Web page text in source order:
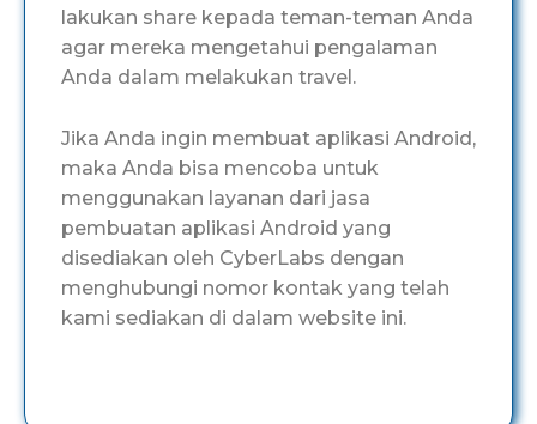
lakukan share kepada teman-teman Anda
agar mereka mengetahui pengalaman
Anda dalam melakukan travel.
Jika Anda ingin membuat aplikasi Android,
maka Anda bisa mencoba untuk
menggunakan layanan dari jasa
pembuatan aplikasi Android yang
disediakan oleh CyberLabs dengan
menghubungi nomor kontak yang telah
kami sediakan di dalam website ini.